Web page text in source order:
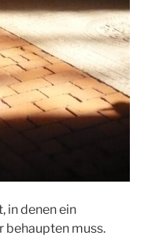
in denen ein
behaupten muss.